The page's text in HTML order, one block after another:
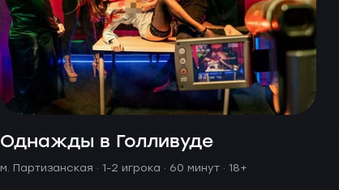
Однажды в Голливуде
м. Партизанская · 1-2 игрока · 60 минут · 18+